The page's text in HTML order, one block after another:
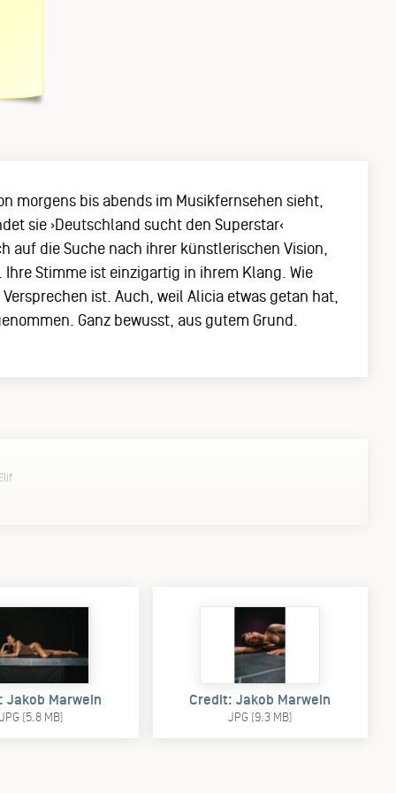
morgens bis abends im Musikfernsehen sieht,
sie ›Deutschland sucht den Superstar‹
auf die Suche nach ihrer künstlerischen Vision,
Stimme ist einzigartig in ihrem Klang. Wie
ist. Auch, weil Alicia etwas getan hat,
Ganz bewusst, aus gutem Grund.
Jakob Marwein
(5.8 MB)
Credit: Jakob Marwein
JPG (9.3 MB)